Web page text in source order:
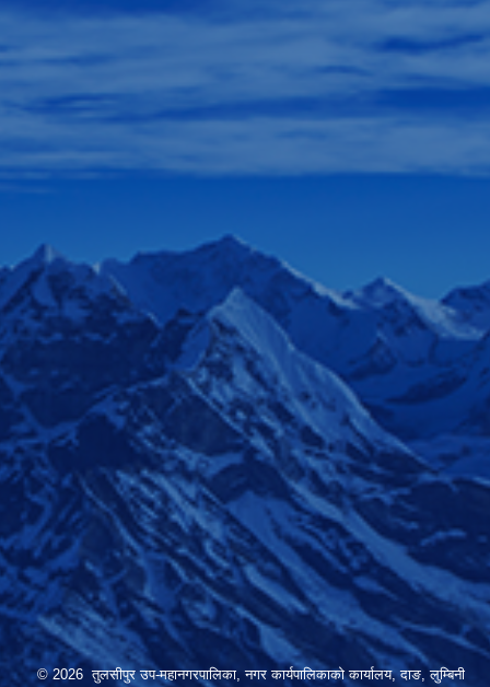
© 2026 तुलसीपुर उप-महानगरपालिका, नगर कार्यपालिकाको कार्यालय, दाङ, लुम्बिनी